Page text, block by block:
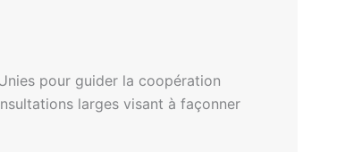
pour guider la coopération
larges visant à façonner